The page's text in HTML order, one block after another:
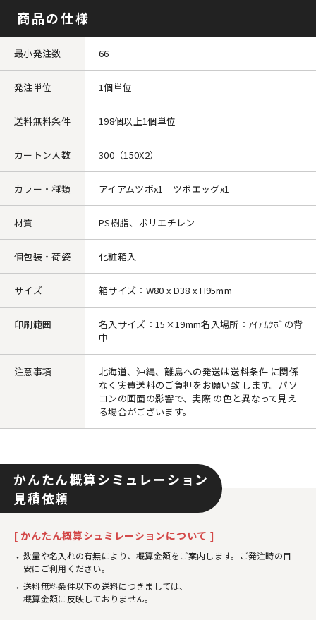
商品の仕様
最小発注数 66
発注単位 1個単位
送料無料条件 198個以上1個単位
カートン入数 300（150X2）
カラー・種類 アイアムツボx1 ツボエッグx1
材質 PS樹脂、ポリエチレン
個包装・荷姿 化粧箱入
サイズ 箱サイズ：W80 x D38 x H95mm
印刷範囲
名入サイズ：15×19mm名入場所：ｱｲｱﾑﾂﾎﾞの背
中
注意事項
北海道、沖縄、離島への発送は送料条件 に関係
なく実費送料のご負担をお願い致 します。パソ
コンの画面の影響で、実際 の色と異なって見え
る場合がございます。
かんたん概算シミュレーション
見積依頼
[ かんたん概算シュミレーションについて ]
数量や名入れの有無により、概算金額をご案内します。ご発注時の目
安にご利用ください。
送料無料条件以下の送料につきましては、
概算金額に反映しておりません。